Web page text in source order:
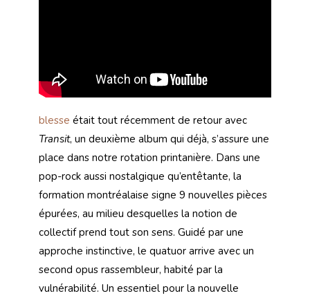
blesse était tout récemment de retour avec
Transit, un deuxième album qui déjà, s’assure une
place dans notre rotation printanière. Dans une
pop-rock aussi nostalgique qu’entêtante, la
formation montréalaise signe 9 nouvelles pièces
épurées, au milieu desquelles la notion de
collectif prend tout son sens. Guidé par une
approche instinctive, le quatuor arrive avec un
second opus rassembleur, habité par la
vulnérabilité. Un essentiel pour la nouvelle